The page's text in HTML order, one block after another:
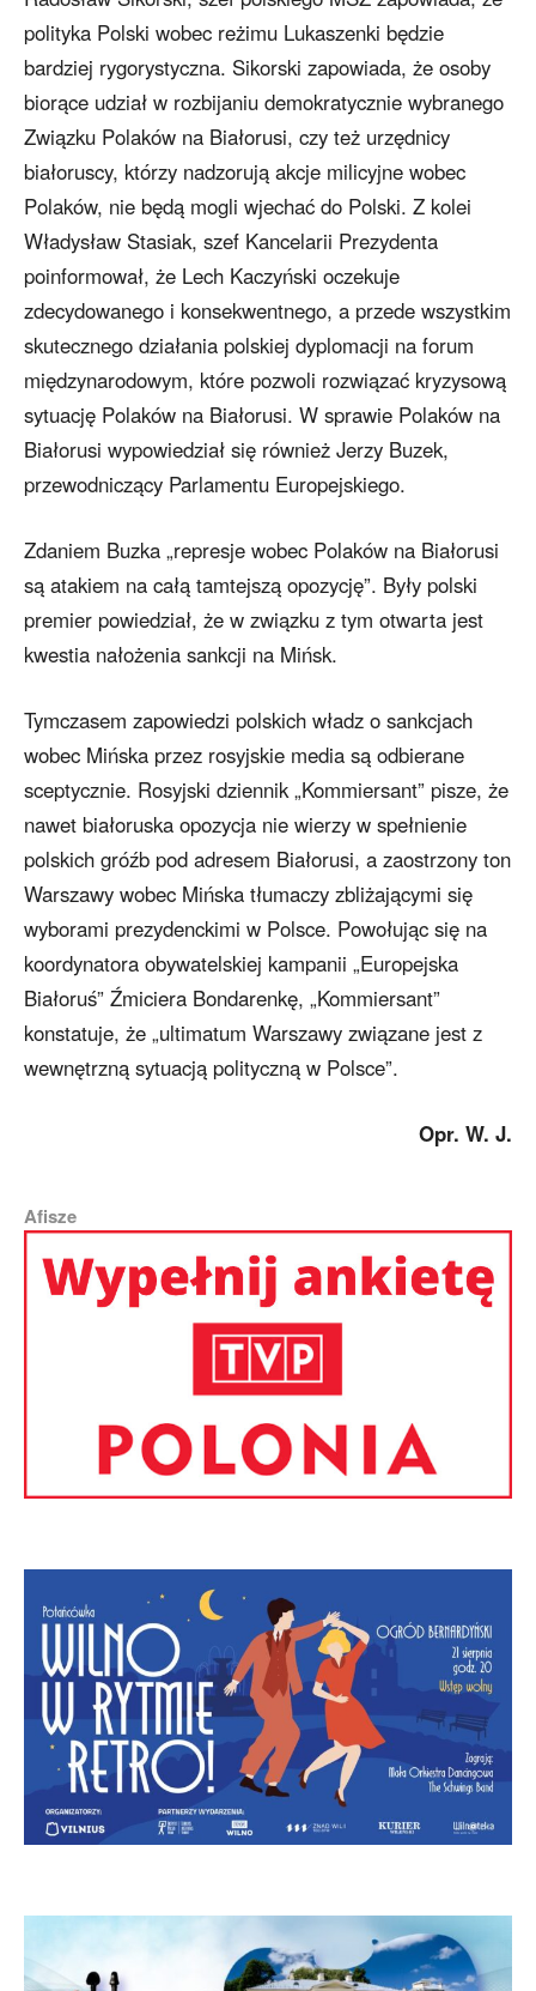
polityka Polski wobec reżimu Lukaszenki będzie
bardziej rygorystyczna. Sikorski zapowiada, że osoby
biorące udział w rozbijaniu demokratycznie wybranego
Związku Polaków na Białorusi, czy też urzędnicy
białoruscy, którzy nadzorują akcje milicyjne wobec
Polaków, nie będą mogli wjechać do Polski. Z kolei
Władysław Stasiak, szef Kancelarii Prezydenta
poinformował, że Lech Kaczyński oczekuje
zdecydowanego i konsekwentnego, a przede wszystkim
skutecznego działania polskiej dyplomacji na forum
międzynarodowym, które pozwoli rozwiązać kryzysową
sytuację Polaków na Białorusi. W sprawie Polaków na
Białorusi wypowiedział się również Jerzy Buzek,
przewodniczący Parlamentu Europejskiego.
Zdaniem Buzka „represje wobec Polaków na Białorusi
są atakiem na całą tamtejszą opozycję”. Były polski
premier powiedział, że w związku z tym otwarta jest
kwestia nałożenia sankcji na Mińsk.
Tymczasem zapowiedzi polskich władz o sankcjach
wobec Mińska przez rosyjskie media są odbierane
sceptycznie. Rosyjski dziennik „Kommiersant” pisze, że
nawet białoruska opozycja nie wierzy w spełnienie
polskich gróźb pod adresem Białorusi, a zaostrzony ton
Warszawy wobec Mińska tłumaczy zbliżającymi się
wyborami prezydenckimi w Polsce. Powołując się na
koordynatora obywatelskiej kampanii „Europejska
Białoruś” Źmiciera Bondarenkę, „Kommiersant”
konstatuje, że „ultimatum Warszawy związane jest z
wewnętrzną sytuacją polityczną w Polsce”.
Opr. W. J.
Afisze